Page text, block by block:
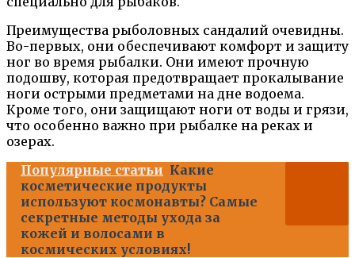
Преимущества рыболовных сандалий очевидны.
Во-первых, они обеспечивают комфорт и защиту
ног во время рыбалки. Они имеют прочную
подошву, которая предотвращает прокалывание
ноги острыми предметами на дне водоема.
Кроме того, они защищают ноги от воды и грязи,
что особенно важно при рыбалке на реках и
озерах.
Популярные статьи Какие
косметические продукты
используют космонавты? Самые
секретные методы ухода за
кожей и волосами в
космических условиях!